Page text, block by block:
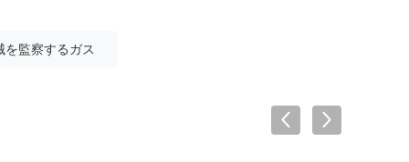
を監察するガス